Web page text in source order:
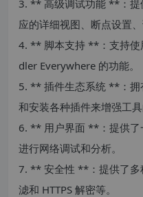
3. ** 高级调试功能 **：提
应的详细视图、断点设置、
4. ** 脚本支持 **：支持使
dler Everywhere 的功能。
5. ** 插件生态系统 **：拥
和安装各种插件来增强工具
6. ** 用户界面 **：提供了
进行网络调试和分析。
7. ** 安全性 **：提供了多
滤和 HTTPS 解密等。